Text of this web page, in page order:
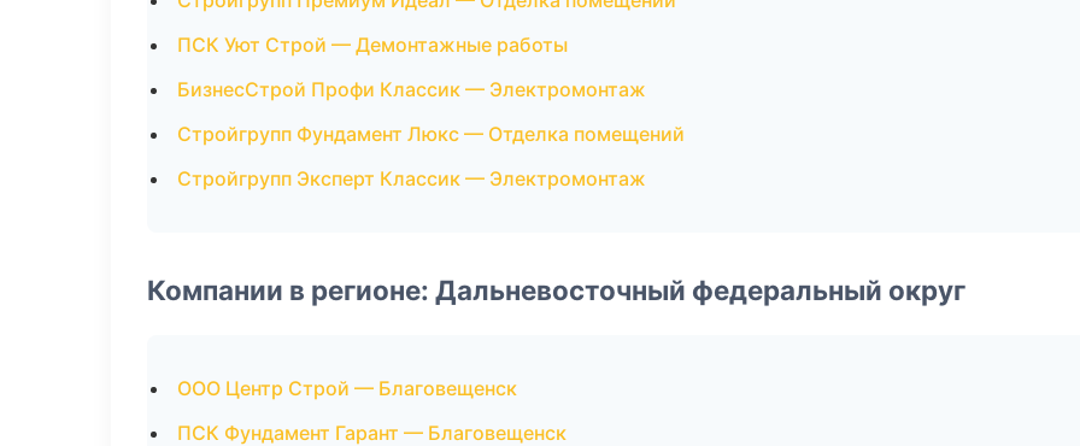
ПСК Уют Строй — Демонтажные работы
БизнесСтрой Профи Классик — Электромонтаж
Стройгрупп Фундамент Люкс — Отделка помещений
Стройгрупп Эксперт Классик — Электромонтаж
Компании в регионе: Дальневосточный федеральный округ
ООО Центр Строй — Благовещенск
ПСК Фундамент Гарант — Благовещенск